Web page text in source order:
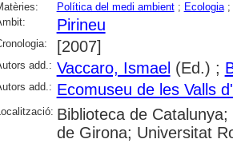
Política del medi ambient; Ecologia;
Pirineu
[2007]
add.: Vaccaro, Ismael (Ed.) ;
add.: Ecomuseu de les Valls
Biblioteca de
de Girona; Universitat